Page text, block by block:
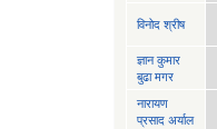
विनोद श्रीष
ज्ञान कुमार
बुढा मगर
नारायण
प्रसाद अर्याल